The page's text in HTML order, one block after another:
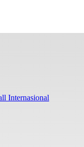
Internasional